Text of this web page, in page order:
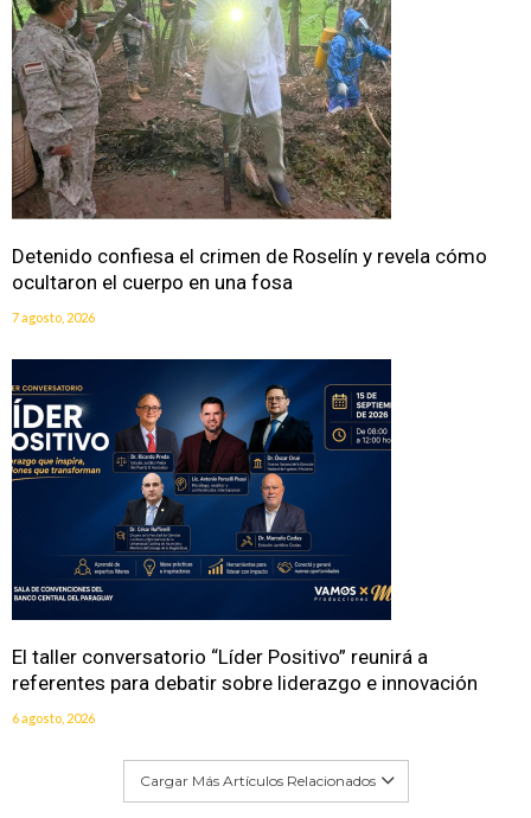
Detenido confiesa el crimen de Roselín y revela cómo
ocultaron el cuerpo en una fosa
7 agosto, 2026
El taller conversatorio “Líder Positivo” reunirá a
referentes para debatir sobre liderazgo e innovación
6 agosto, 2026
Cargar Más Artículos Relacionados